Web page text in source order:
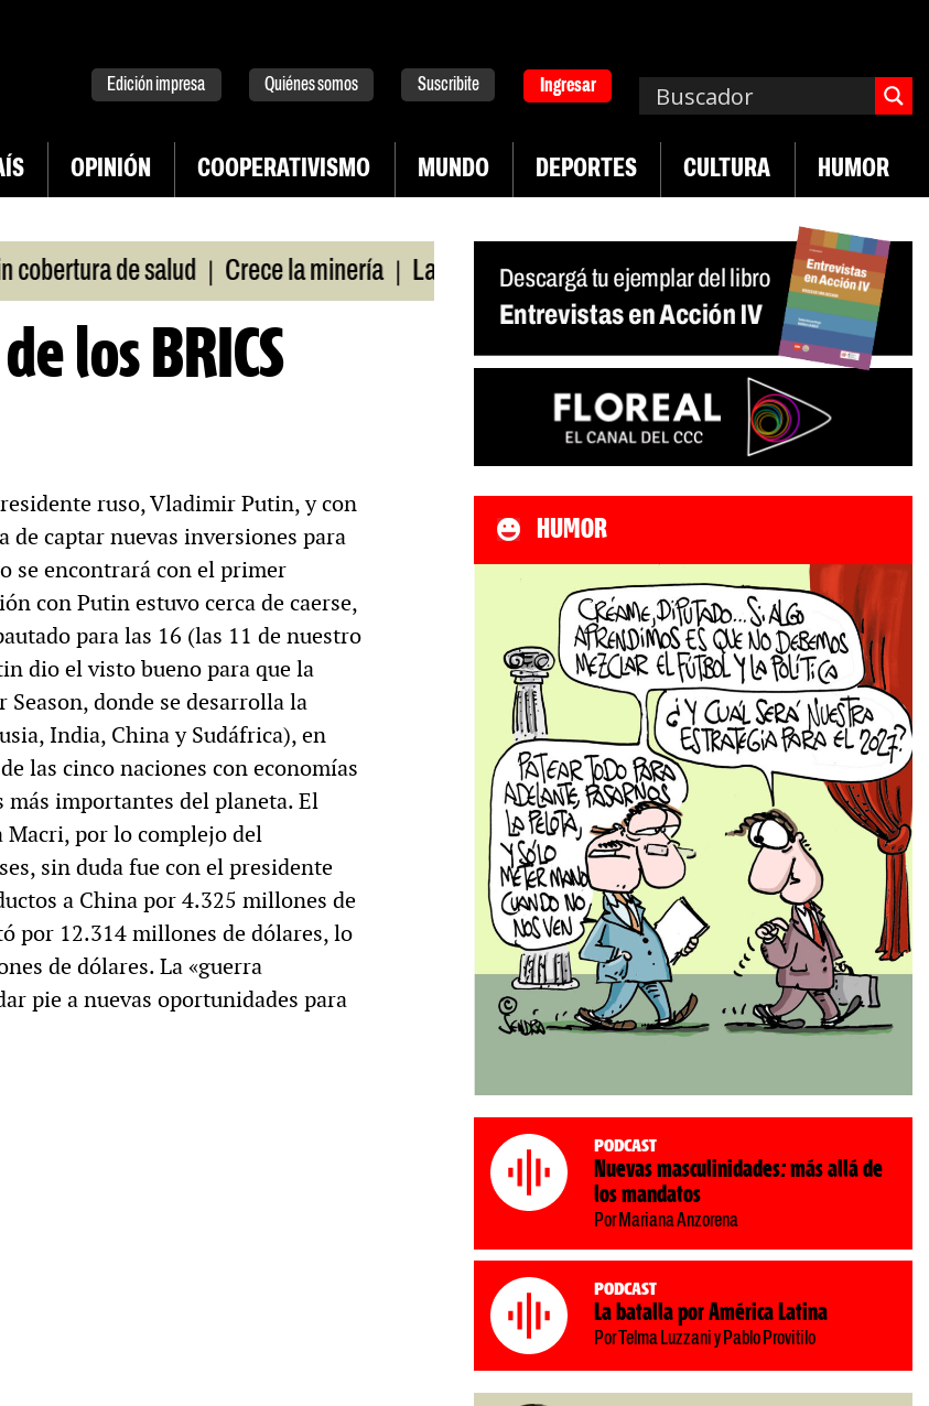
Edición impresa Quiénes somos Suscribite Ingresar
OPINIÓN COOPERATIVISMO MUNDO DEPORTES CULTURA HUMOR
de salud | Crece la minería | La Pampa. Emergencia en salud mental | Los 43
los BRICS
ruso, Vladimir Putin, y con
de captar nuevas inversiones para
se encontrará con el primer
con Putin estuvo cerca de caerse,
para las 16 (las 11 de nuestro
dio el visto bueno para que la
donde se desarrolla la
India, China y Sudáfrica), en
las cinco naciones con economías
importantes del planeta. El
por lo complejo del
sin duda fue con el presidente
a China por 4.325 millones de
por 12.314 millones de dólares, lo
de dólares. La «guerra
pie a nuevas oportunidades para
HUMOR
Podcast
Nuevas masculinidades: más allá de
los mandatos
Por Mariana Anzorena
Podcast
La batalla por América Latina
Por Telma Luzzani y Pablo Provitilo